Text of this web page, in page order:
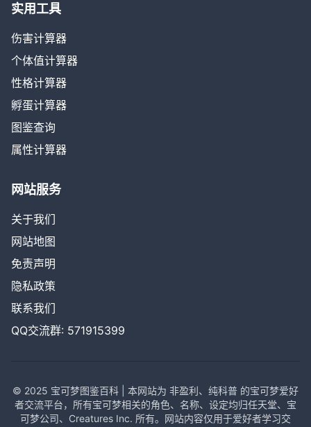
实用工具
伤害计算器
个体值计算器
性格计算器
孵蛋计算器
图鉴查询
属性计算器
网站服务
关于我们
网站地图
免责声明
隐私政策
联系我们
QQ交流群: 571915399
© 2025 宝可梦图鉴百科 | 本网站为 非盈利、纯科普 的宝可梦爱好
者交流平台，所有宝可梦相关的角色、名称、设定均归任天堂、宝
可梦公司、Creatures Inc. 所有。网站内容仅用于爱好者学习交